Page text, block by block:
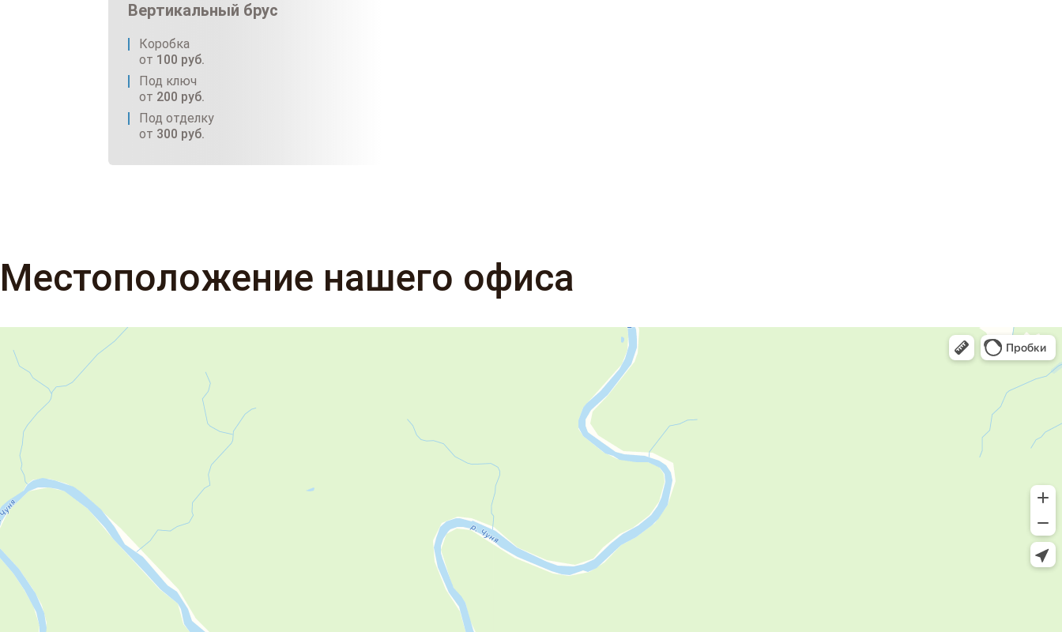
Вертикальный брус
Коробка
от 100 руб.
Под ключ
от 200 руб.
Под отделку
от 300 руб.
Местоположение нашего офиса